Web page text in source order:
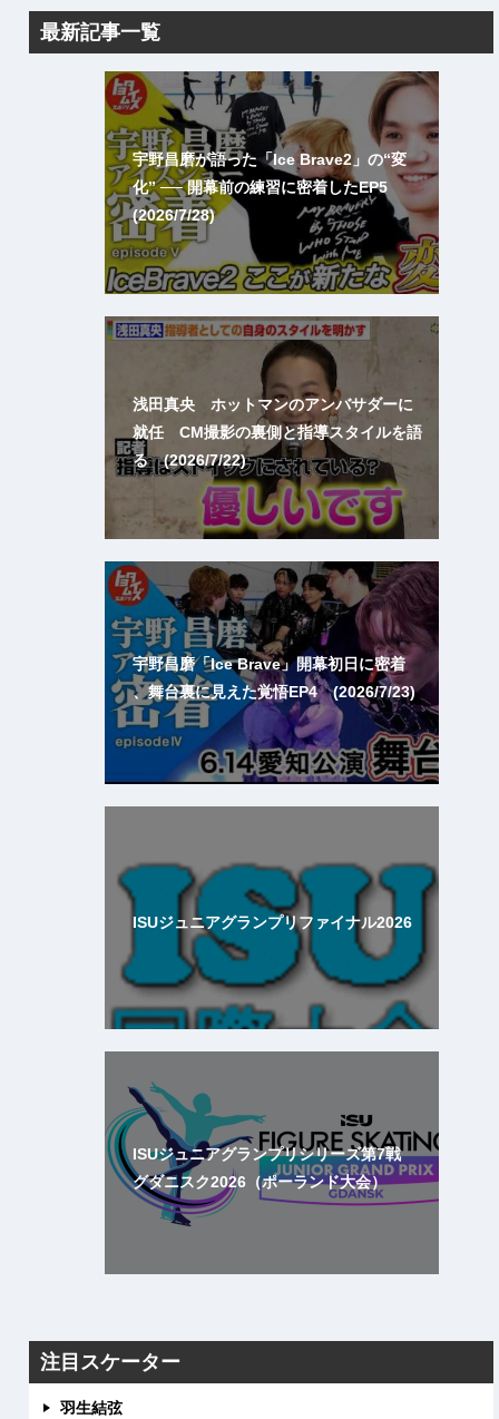
最新記事一覧
宇野昌磨が語った「Ice Brave2」の“変
化” ── 開幕前の練習に密着したEP5
(2026/7/28)
浅田真央 ホットマンのアンバサダーに
就任 CM撮影の裏側と指導スタイルを語
る (2026/7/22)
宇野昌磨「Ice Brave」開幕初日に密着
、舞台裏に見えた覚悟EP4 (2026/7/23)
ISUジュニアグランプリファイナル2026
ISUジュニアグランプリシリーズ第7戦
グダニスク2026（ポーランド大会）
注目スケーター
羽生結弦